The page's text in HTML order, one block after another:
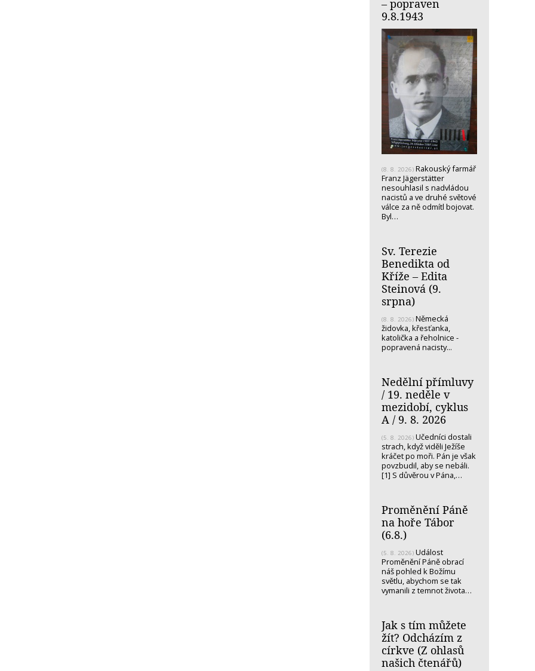
– popraven
9.8.1943
(8. 8. 2026) Rakouský farmář
Franz Jägerstätter
nesouhlasil s nadvládou
nacistů a ve druhé světové
válce za ně odmítl bojovat.
Byl…
Sv. Terezie
Benedikta od
Kříže – Edita
Steinová (9.
srpna)
(8. 8. 2026) Německá
židovka, křesťanka,
katolička a řeholnice -
popravená nacisty...
Nedělní přímluvy
/ 19. neděle v
mezidobí, cyklus
A / 9. 8. 2026
(5. 8. 2026) Učedníci dostali
strach, když viděli Ježíše
kráčet po moři. Pán je však
povzbudil, aby se nebáli.
[1] S důvěrou v Pána,…
Proměnění Páně
na hoře Tábor
(6.8.)
(5. 8. 2026) Událost
Proměnění Páně obrací
náš pohled k Božímu
světlu, abychom se tak
vymanili z temnot života…
Jak s tím můžete
žít? Odcházím z
církve (Z ohlasů
našich čtenářů)